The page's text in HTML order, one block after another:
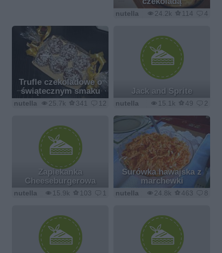
24.2k 114 4
nutella
Trufle czekoladowe o
świątecznym smaku
25.7k 341 12
nutella
Jack and Sprite
15.1k 49 2
nutella
Zapiekanka
Cheeseburgerowa
15.9k 103 1
nutella
Surówka hawajska z
marchewki
24.8k 463 8
nutella